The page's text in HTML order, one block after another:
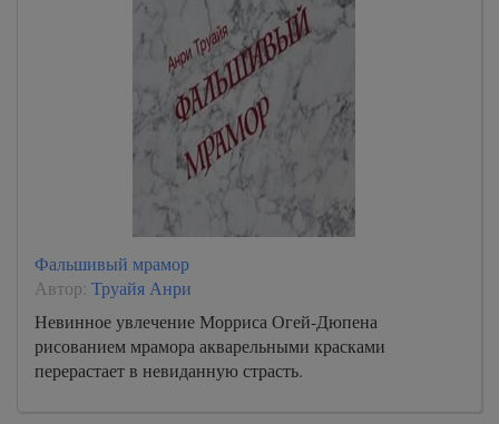
Фальшивый мрамор
Автор: Труайя Анри
Невинное увлечение Морриса Огей-Дюпена
рисованием мрамора акварельными красками
перерастает в невиданную страсть.